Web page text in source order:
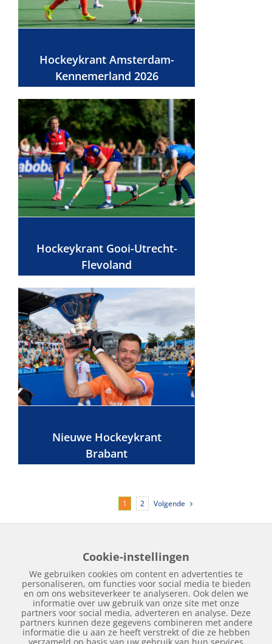
Hockeykrant Amsterdam-
Kennemerland 2026
Hockeykrant Gooi-Utrecht-
Flevoland
Nieuwe Hockeykrant
Brabant
1 2 Volgende
Over Hockeykrant Adverteren
Nieuws
Archief
Cookie-instellingen
We gebruiken cookies om content en advertenties te
personaliseren, om functies voor social media te bieden
en om ons websiteverkeer te analyseren. Ook delen we
informatie over uw gebruik van onze site met onze
partners voor social media, adverteren en analyse. Deze
partners kunnen deze gegevens combineren met andere
informatie die u aan ze heeft verstrekt of die ze hebben